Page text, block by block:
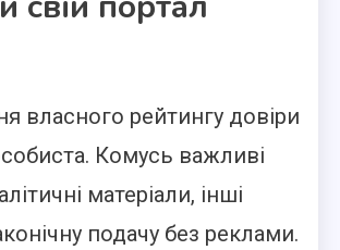
власного рейтингу довіри
Комусь важливі
матеріали, інші
подачу без реклами.